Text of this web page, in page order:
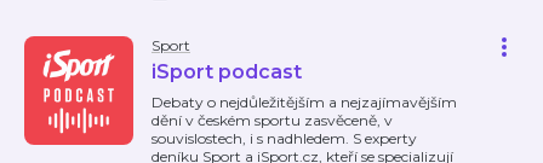
Sport
iSport podcast
Debaty o nejdůležitějším a nejzajímavějším
dění v českém sportu zasvěceně, v
souvislostech, i s nadhledem. S experty
deníku Sport a iSport.cz, kteří se specializují